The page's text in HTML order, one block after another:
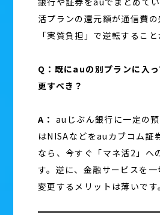
活プランの還元額が通信費の
「実質負担」で逆転すること
Q：既にauの別プランに入
更すべき？
A： auじぶん銀行に一定の
はNISAなどをauカブコム証
なら、今すぐ「マネ活2」へ
す。逆に、金融サービスを一
変更するメリットは薄いです